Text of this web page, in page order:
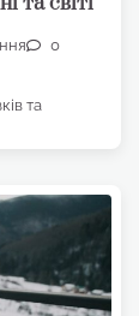
0
та